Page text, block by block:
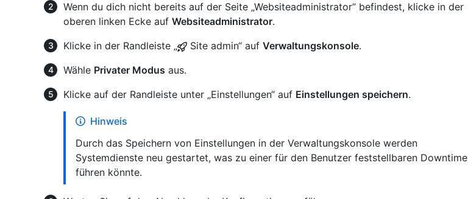
Wenn du dich nicht bereits auf der Seite „Websiteadministrator“ befindest, klicke in der
oberen linken Ecke auf Websiteadministrator.
Klicke in der Randleiste „
Site admin“ auf Verwaltungskonsole.
Wähle Privater Modus aus.
Klicke auf der Randleiste unter „Einstellungen“ auf Einstellungen speichern.
Hinweis
Durch das Speichern von Einstellungen in der Verwaltungskonsole werden
Systemdienste neu gestartet, was zu einer für den Benutzer feststellbaren Downtime
führen könnte.